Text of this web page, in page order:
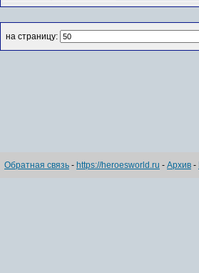
на страницу:
Обратная связь - https://heroesworld.ru - Архив -